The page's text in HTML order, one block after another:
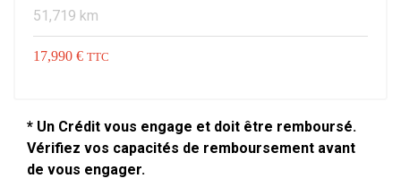
51,719 km
17,990 € TTC
* Un Crédit vous engage et doit être remboursé.
Vérifiez vos capacités de remboursement avant
de vous engager.